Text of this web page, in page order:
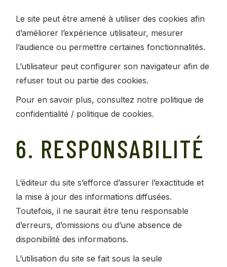
Le site peut être amené à utiliser des cookies afin
d’améliorer l’expérience utilisateur, mesurer
l’audience ou permettre certaines fonctionnalités.
L’utilisateur peut configurer son navigateur afin de
refuser tout ou partie des cookies.
Pour en savoir plus, consultez notre politique de
confidentialité / politique de cookies.
6. RESPONSABILITÉ
L’éditeur du site s’efforce d’assurer l’exactitude et
la mise à jour des informations diffusées.
Toutefois, il ne saurait être tenu responsable
d’erreurs, d’omissions ou d’une absence de
disponibilité des informations.
L’utilisation du site se fait sous la seule